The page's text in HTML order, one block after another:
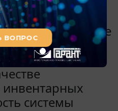
только
учетной политике
единые
системы
инвентарных
системы